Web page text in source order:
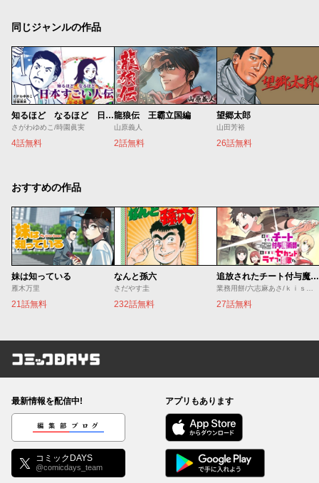
同じジャンルの作品
知るほど なるほど 日本すごい人伝
さがわゆめこ/時園眞実
4話無料
龍狼伝 王霸立国編
山原義人
2話無料
望郷太郎
山田芳裕
26話無料
おすすめの作品
妹は知っている
雁木万里
21話無料
なんと孫六
さだやす圭
232話無料
追放されたチート付与魔術師は気ままなセカンドライフを謳歌する。 ～俺は武器だけじゃなく、あらゆるものに『強化ポイント』を付与できるし、俺の意思でいつでも効果を解除できるけど、残った人たち大丈夫？～
27話無料
コミックDAYS
最新情報を配信中!
編集部ブログ
コミックDAYS
@comicdays_team
アプリもあります